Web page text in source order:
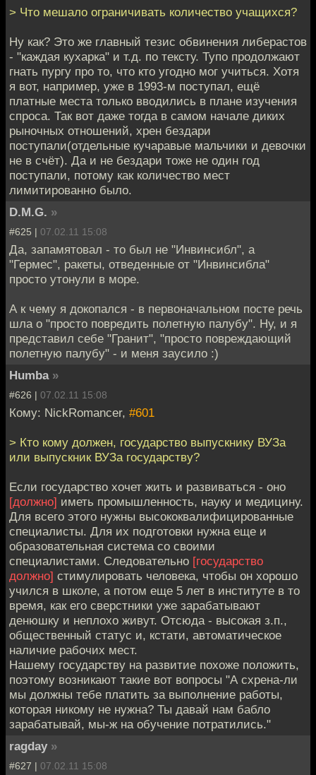
> Что мешало ограничивать количество учащихся?
Ну как? Это же главный тезис обвинения либерастов
- "каждая кухарка" и т.д. по тексту. Тупо продолжают
гнать пургу про то, что кто угодно мог учиться. Хотя
я вот, например, уже в 1993-м поступал, ещё
платные места только вводились в плане изучения
спроса. Так вот даже тогда в самом начале диких
рыночных отношений, хрен бездари
поступали(отдельные кучаравые мальчики и девочки
не в счёт). Да и не бездари тоже не один год
поступали, потому как количество мест
лимитированно было.
D.M.G. »
#625 | 07.02.11 15:08
Да, запамятовал - то был не "Инвинсибл", а
"Гермес", ракеты, отведенные от "Инвинсибла"
просто утонули в море.
А к чему я докопался - в первоначальном посте речь
шла о "просто повредить полетную палубу". Ну, и я
представил себе "Гранит", "просто повреждающий
полетную палубу" - и меня заусило :)
Humba »
#626 | 07.02.11 15:08
Кому: NickRomancer, #601
> Кто кому должен, государство выпускнику ВУЗа
или выпускник ВУЗа государству?
Если государство хочет жить и развиваться - оно
[должно] иметь промышленность, науку и медицину.
Для всего этого нужны высококвалифицированные
специалисты. Для их подготовки нужна еще и
образовательная система со своими
специалистами. Следовательно [государство
должно] стимулировать человека, чтобы он хорошо
учился в школе, а потом еще 5 лет в институте в то
время, как его сверстники уже зарабатывают
денюшку и неплохо живут. Отсюда - высокая з.п.,
общественный статус и, кстати, автоматическое
наличие рабочих мест.
Нашему государству на развитие похоже положить,
поэтому возникают такие вот вопросы "А схрена-ли
мы должны тебе платить за выполнение работы,
которая никому не нужна? Ты давай нам бабло
зарабатывай, мы-ж на обучение потратились."
ragday »
#627 | 07.02.11 15:08